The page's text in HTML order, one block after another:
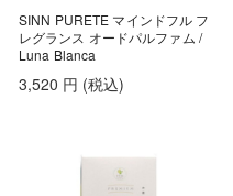
SINN PURETE マインドフル フ
レグランス オードパルファム /
Luna Blanca
3,520 円 (税込)